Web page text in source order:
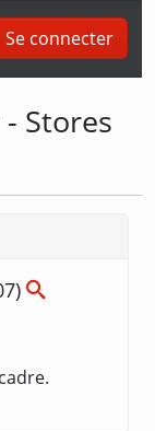
Se connecter
- Stores